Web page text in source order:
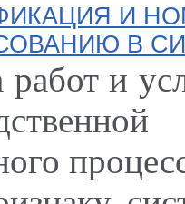
И
В
и